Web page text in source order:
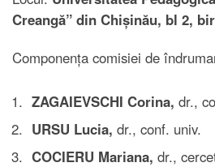
Creangă” din Chișinău, bl 2,
Componența comisiei de
ZAGAIEVSCHI Corina, dr.,
URSU Lucia, dr., conf. univ.
COCIERU Mariana, dr.,